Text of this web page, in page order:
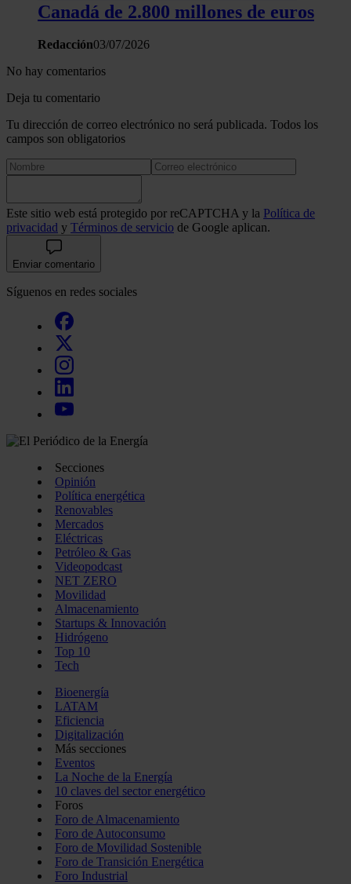
Canadá de 2.800 millones de euros
Redacción03/07/2026
No hay comentarios
Deja tu comentario
Tu dirección de correo electrónico no será publicada. Todos los
campos son obligatorios
Este sitio web está protegido por reCAPTCHA y la Política de
privacidad y Términos de servicio de Google aplican.
Enviar comentario
Síguenos en redes sociales
Secciones
Opinión
Política energética
Renovables
Mercados
Eléctricas
Petróleo & Gas
Videopodcast
NET ZERO
Movilidad
Almacenamiento
Startups & Innovación
Hidrógeno
Top 10
Tech
Bioenergía
LATAM
Eficiencia
Digitalización
Más secciones
Eventos
La Noche de la Energía
10 claves del sector energético
Foros
Foro de Almacenamiento
Foro de Autoconsumo
Foro de Movilidad Sostenible
Foro de Transición Energética
Foro Industrial